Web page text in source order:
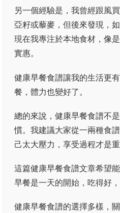
另一個經驗是，我曾經跟風
亞籽或藜麥，但後來發現，
現在我專注於本地食材，像
實惠。
健康早餐食譜讓我的生活更
餐，體力也變好了。
總的來說，健康早餐食譜不
慣。我建議大家從一兩種食
己太大壓力，享受過程才是重
這篇健康早餐食譜文章希望
早餐是一天的開始，吃得好
健康早餐食譜的選擇多樣，